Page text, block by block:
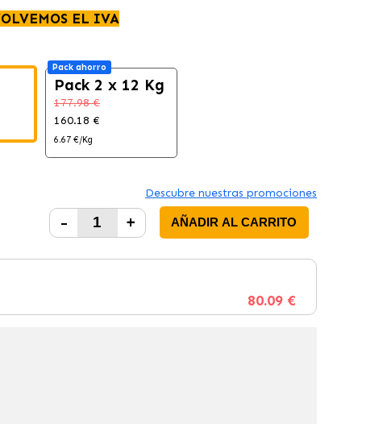
EL IVA
Pack ahorro
Pack 2 x 12 Kg
177.98 €
160.18 €
6.67 €/Kg
Descubre nuestras promociones
- + AÑADIR AL CARRITO
80.09 €